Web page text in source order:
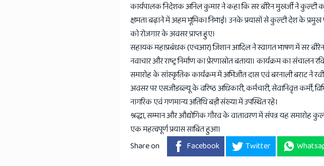
कार्यपालक निदेशक अनिल कुमार ने कहा कि सर बीरेन मुखर्जी ने
क्षमता बढ़ाने में अहम भूमिका निभाई। उनके प्रयासों से कुल्टी देश के प्रमुख
को रोजगार के अवसर प्राप्त हुए।
सहायक महाप्रबंधक (एचआर) जिशान आदिल ने स्वागत भाषण में सर बीरेन
नवाचार और राष्ट्र निर्माण का प्रेरणास्रोत बताया। कार्यक्रम का संचालन
समारोह के सांस्कृतिक कार्यक्रम में अभिजीत दास एवं बरनाली बराट ने
अवसर पर एसजीडब्ल्यू के वरिष्ठ अधिकारी, कर्मचारी, सेवानिवृत्त कर्मी,
नागरिक एवं गणमान्य अतिथि बड़ी संख्या में उपस्थित रहे।
श्रद्धा, सम्मान और औद्योगिक गौरव के वातावरण में संपन्न यह समारोह
एक महत्वपूर्ण प्रयास साबित हुआ।
Share on
Facebook Twitter